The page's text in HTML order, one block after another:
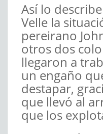
Así lo
Velle la
pereirano
otros dos
llegaron a
un engaño
destapar,
que llevó al
que los